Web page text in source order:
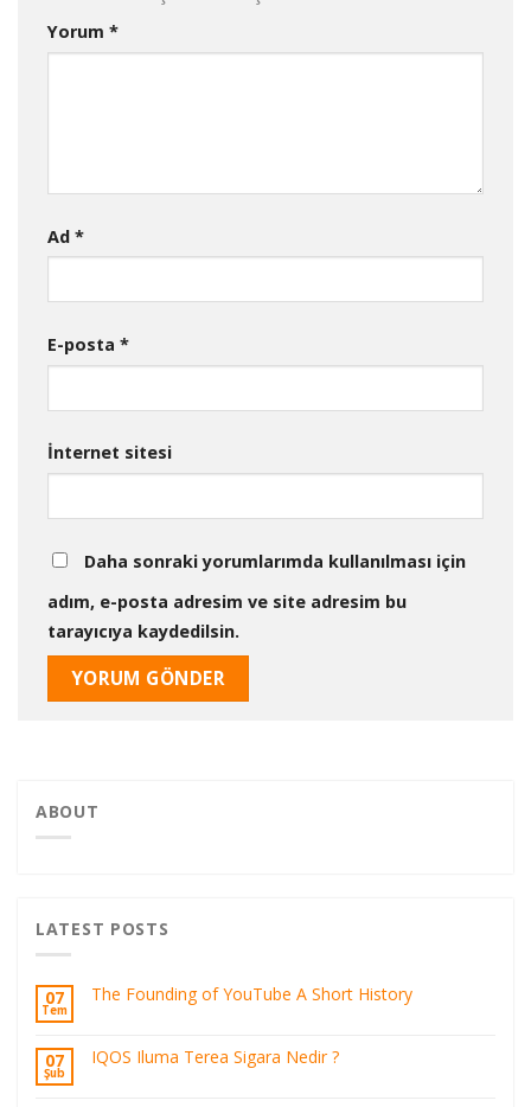
Yorum *
Ad *
E-posta *
İnternet sitesi
Daha sonraki yorumlarımda kullanılması için
adım, e-posta adresim ve site adresim bu
tarayıcıya kaydedilsin.
ABOUT
LATEST POSTS
07
Tem
The Founding of YouTube A Short History
07
Şub
IQOS Iluma Terea Sigara Nedir ?